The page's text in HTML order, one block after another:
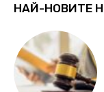
НАЙ-НОВИТЕ